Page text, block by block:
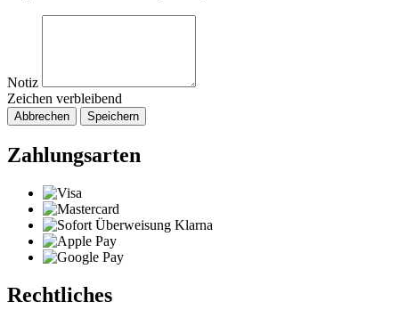
Notiz
Zeichen verbleibend
Abbrechen Speichern
Zahlungsarten
Rechtliches